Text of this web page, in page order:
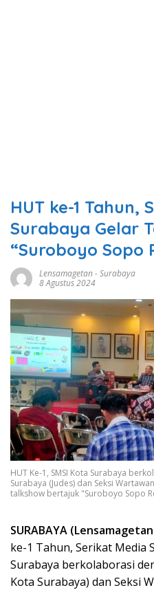
HUT ke-1 Tahun,
Surabaya Gelar
“Suroboyo Sopo
Lensamagetan-Surabaya
8 Agustus 2024
HUT Ke-1, SMSI Kota Surabaya
Surabaya (Judes) dan Seksi
talkshow bertajuk "Suroboyo Sopo
SURABAYA
ke-1 Tahun, Serikat Media
Surabaya berkolaborasi
Kota Surabaya) dan Seksi